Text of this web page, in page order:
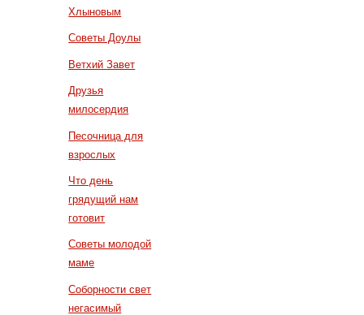
Хлыновым
Советы Доулы
Ветхий Завет
Друзья
милосердия
Песочница для
взрослых
Что день
грядущий нам
готовит
Советы молодой
маме
Соборности свет
негасимый